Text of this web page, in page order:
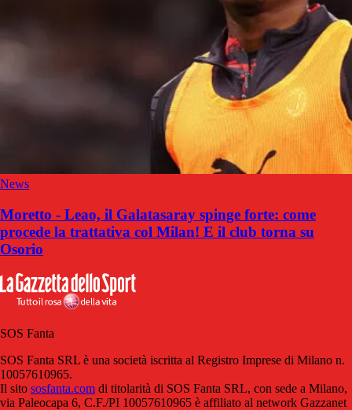
News
Moretto - Leao, il Galatasaray spinge forte: come
procede la trattativa col Milan! E il club torna su
Osorio
SOS Fanta
SOS Fanta SRL è una società iscritta al Registro Imprese di Milano n.
10057610965.
Il sito sosfanta.com di titolarità di SOS Fanta SRL, con sede a Milano,
via Paleocapa 6, C.F./PI 10057610965 è affiliato al network Gazzanet